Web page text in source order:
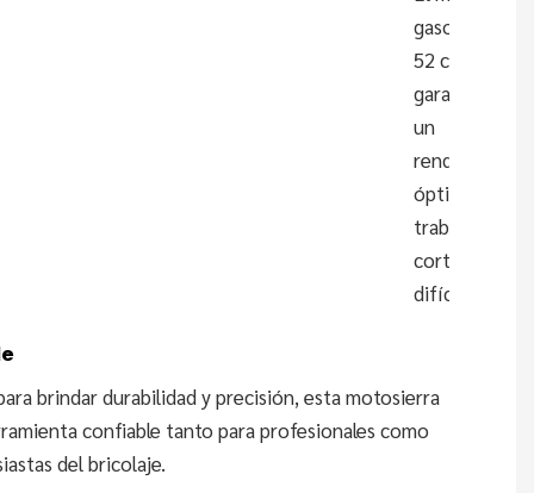
gasolina de
52 cc
garantiza
un
rendimiento
óptimo para
trabajos de
corte
difíciles.
brindar durabilidad y precisión, esta motosierra
confiable tanto para profesionales como
del bricolaje.